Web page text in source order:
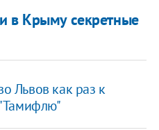
в Крыму секретные
Львов как раз к